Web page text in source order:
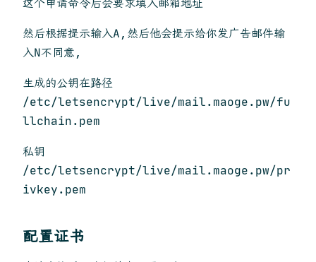
然后根据提示输入A,然后他会提示给你发广告邮件输
入N不同意,
生成的公钥在路径
/etc/letsencrypt/live/mail.maoge.pw/fu
llchain.pem
私钥
/etc/letsencrypt/live/mail.maoge.pw/pr
ivkey.pem
配置证书